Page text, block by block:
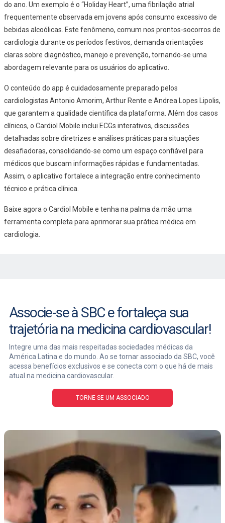
do ano. Um exemplo é o “Holiday Heart”, uma fibrilação atrial
frequentemente observada em jovens após consumo excessivo de
bebidas alcoólicas. Este fenômeno, comum nos prontos-socorros de
cardiologia durante os períodos festivos, demanda orientações
claras sobre diagnóstico, manejo e prevenção, tornando-se uma
abordagem relevante para os usuários do aplicativo.
O conteúdo do app é cuidadosamente preparado pelos
cardiologistas Antonio Amorim, Arthur Rente e Andrea Lopes Lipolis,
que garantem a qualidade científica da plataforma. Além dos casos
clínicos, o Cardiol Mobile inclui ECGs interativos, discussões
detalhadas sobre diretrizes e análises práticas para situações
desafiadoras, consolidando-se como um espaço confiável para
médicos que buscam informações rápidas e fundamentadas.
Assim, o aplicativo fortalece a integração entre conhecimento
técnico e prática clínica.
Baixe agora o Cardiol Mobile e tenha na palma da mão uma
ferramenta completa para aprimorar sua prática médica em
cardiologia.
Associe-se à SBC e fortaleça sua
trajetória na medicina cardiovascular!
Integre uma das mais respeitadas sociedades médicas da
América Latina e do mundo. Ao se tornar associado da SBC, você
acessa benefícios exclusivos e se conecta com o que há de mais
atual na medicina cardiovascular.
TORNE-SE UM ASSOCIADO